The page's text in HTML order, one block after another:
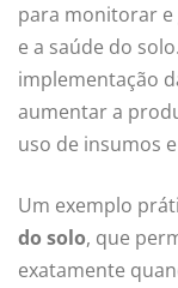
para monitorar e
e a saúde do
implementação
aumentar a
uso de insumos
Um exemplo
do solo, que
exatamente